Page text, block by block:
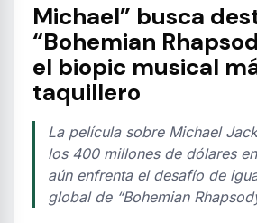
Michael” busca
“Bohemian
el biopic musical
taquillero
La película sobre Michael
los 400 millones de dólares
aún enfrenta el desafío de
global de “Bohemian